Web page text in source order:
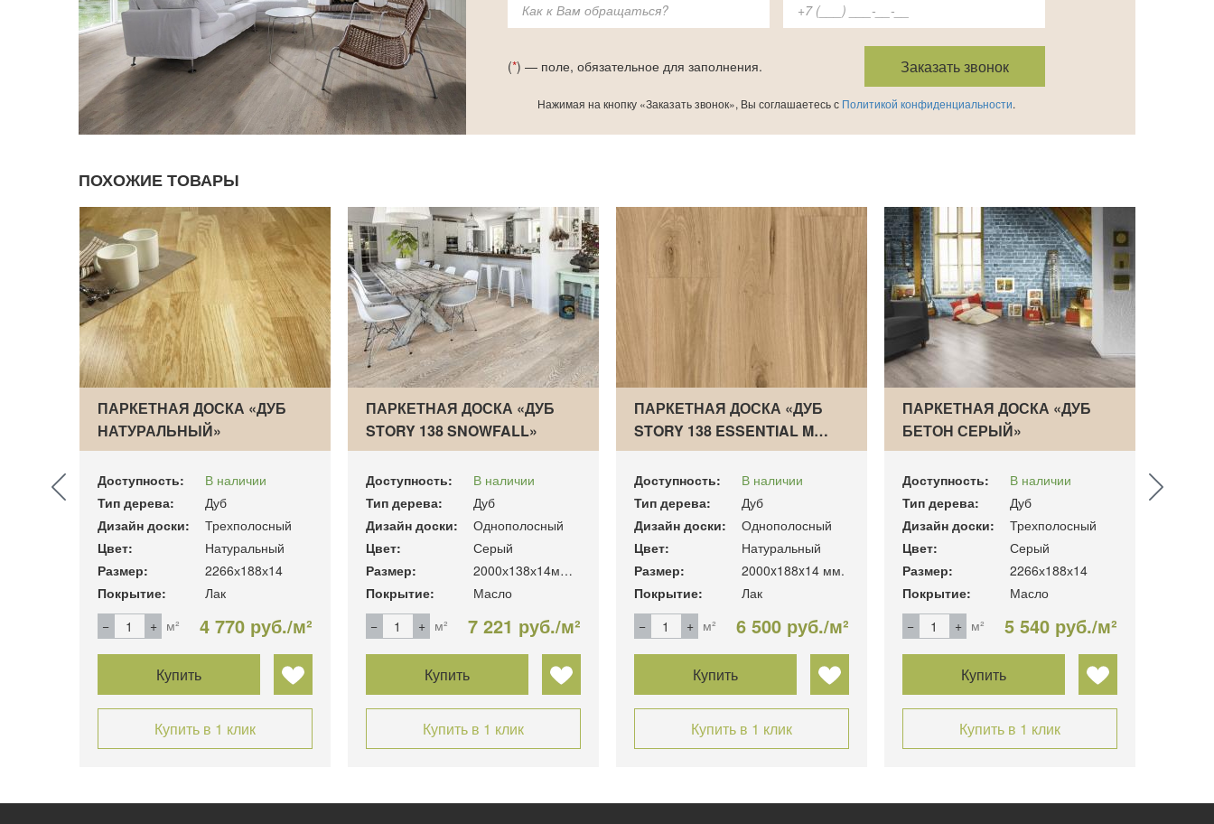
(*) — поле, обязательное для заполнения.
Нажимая на кнопку «Заказать звонок», Вы соглашаетесь с Политикой конфиденциальности.
ПОХОЖИЕ ТОВАРЫ
ПАРКЕТНАЯ ДОСКА «ДУБ
НАТУРАЛЬНЫЙ»
Доступность:
В наличии
Тип дерева:
Дуб
Дизайн доски:
Трехполосный
Цвет:
Натуральный
Размер:
2266х188х14
Покрытие:
Лак
м²
4 770 руб./м²
Купить
Купить в 1 клик
ПАРКЕТНАЯ ДОСКА «ДУБ
STORY 138 SNOWFALL»
Доступность:
В наличии
Тип дерева:
Дуб
Дизайн доски:
Однополосный
Цвет:
Серый
Размер:
2000х138х14мм. 2.20 м2/уп
Покрытие:
Масло
м²
7 221 руб./м²
Купить
Купить в 1 клик
ПАРКЕТНАЯ ДОСКА «ДУБ
STORY 138 ESSENTIAL M…
Доступность:
В наличии
Тип дерева:
Дуб
Дизайн доски:
Однополосный
Цвет:
Натуральный
Размер:
2000x188x14 мм.
Покрытие:
Лак
м²
6 500 руб./м²
Купить
Купить в 1 клик
ПАРКЕТНАЯ ДОСКА «ДУБ
БЕТОН СЕРЫЙ»
Доступность:
В наличии
Тип дерева:
Дуб
Дизайн доски:
Трехполосный
Цвет:
Серый
Размер:
2266х188х14
Покрытие:
Масло
м²
5 540 руб./м²
Купить
Купить в 1 клик